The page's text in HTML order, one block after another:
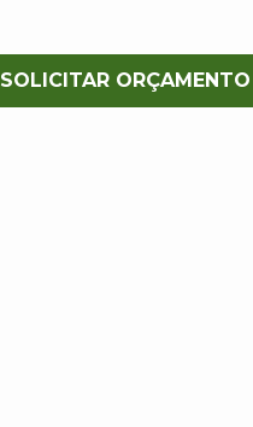
SOLICITAR ORÇAMENTO